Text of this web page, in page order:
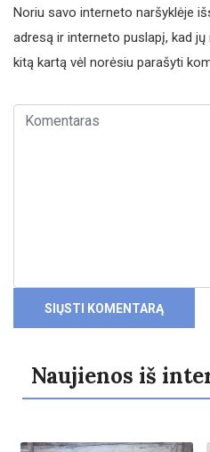
Noriu savo interneto naršyklėje
adresą ir interneto puslapį, kad
kitą kartą vėl norėsiu parašyti
Naujienos iš